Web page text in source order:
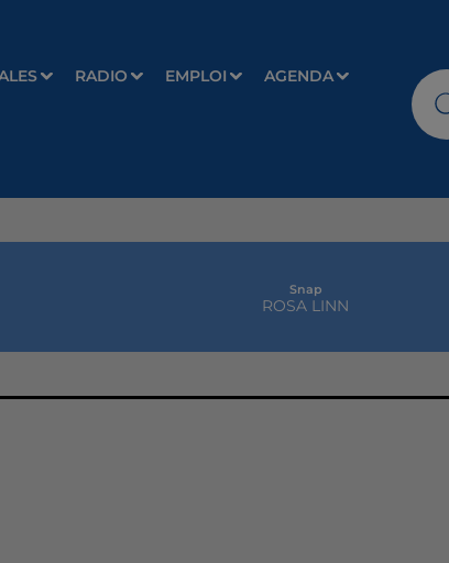
RADIO EMPLOI AGENDA
Snap
ROSA LINN